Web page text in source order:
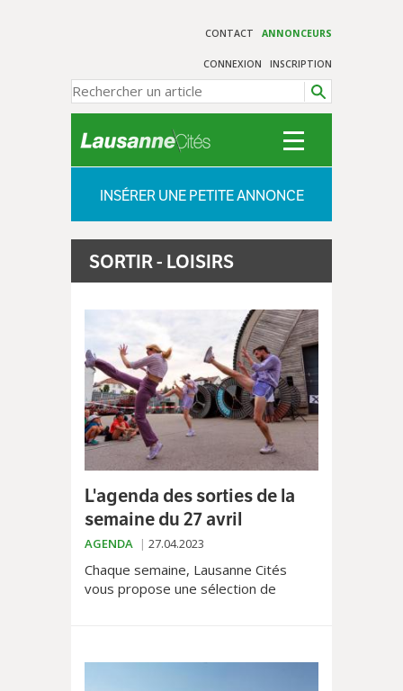
CONTACT ANNONCEURS
CONNEXION INSCRIPTION
INSÉRER UNE PETITE ANNONCE
SORTIR - LOISIRS
L'agenda des sorties de la
semaine du 27 avril
AGENDA 27.04.2023
Chaque semaine, Lausanne Cités
vous propose une sélection de
évènements les plus emblématiques